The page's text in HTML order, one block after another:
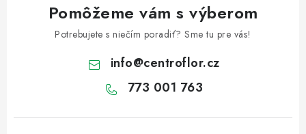
Pomôžeme vám s výberom
Potrebujete s niečím poradiť? Sme tu pre vás!
info@centroflor.cz
773 001 763